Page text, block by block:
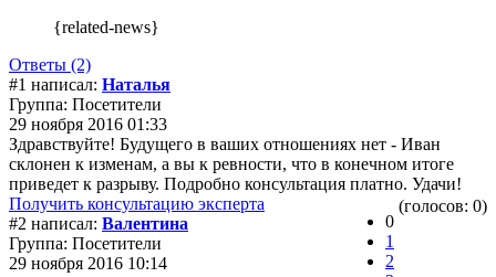
{related-news}
Ответы (2)
#1 написал: Наталья
Группа: Посетители
29 ноября 2016 01:33
Здравствуйте! Будущего в ваших отношениях нет - Иван
склонен к изменам, а вы к ревности, что в конечном итоге
приведет к разрыву. Подробно консультация платно. Удачи!
Получить консультацию эксперта
0
1
2
(голосов: 0)
#2 написал: Валентина
Группа: Посетители
29 ноября 2016 10:14